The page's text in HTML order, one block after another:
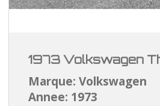
1973 Volkswagen
Marque: Volkswagen
Annee: 1973